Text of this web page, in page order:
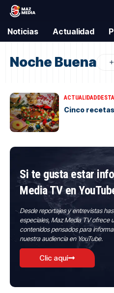
Noticias Actualidad
Noche Buena
ACTUALIDAD
Cinco
Si te gusta estar
Media TV en
Desde reportajes y entrevistas
especiales, Maz Media TV ofrece
contenidos pensados para
nuestra audiencia en YouTube.
Clic aquí